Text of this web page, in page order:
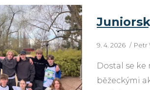
9. 4. 2026 Petr
Dostal se
běžeckými